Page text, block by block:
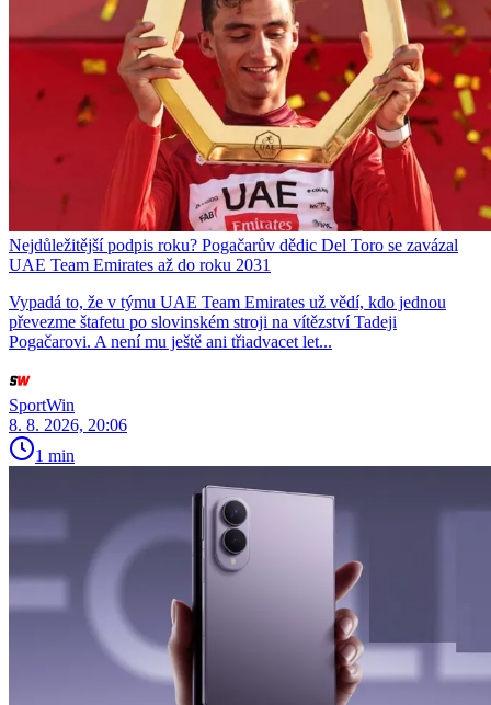
Nejdůležitější podpis roku? Pogačarův dědic Del Toro se zavázal
UAE Team Emirates až do roku 2031
Vypadá to, že v týmu UAE Team Emirates už vědí, kdo jednou
převezme štafetu po slovinském stroji na vítězství Tadeji
Pogačarovi. A není mu ještě ani třiadvacet let...
SportWin
8. 8. 2026, 20:06
1 min